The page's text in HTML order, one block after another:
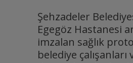
Şehzadeler
Egegöz Hastanesi
imzalan sağlık
belediye çalışanları